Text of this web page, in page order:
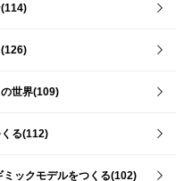
世界(109)
る(112)
ックモデルをつくる(102)